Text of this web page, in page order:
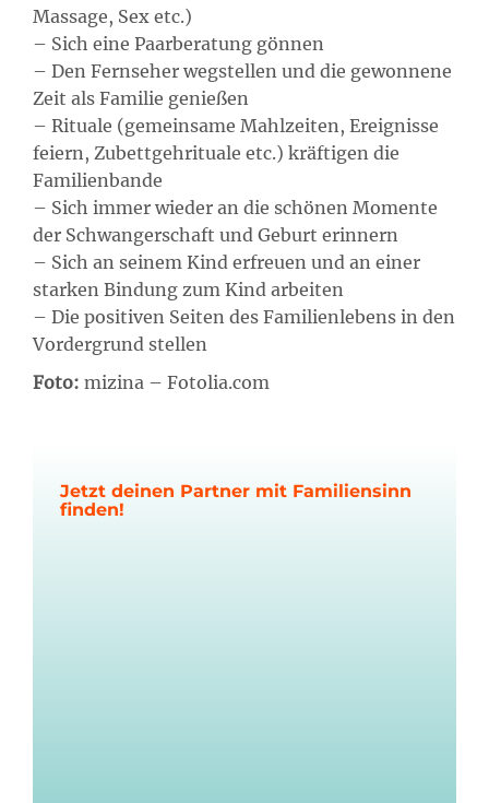
Massage, Sex etc.)
– Sich eine Paarberatung gönnen
– Den Fernseher wegstellen und die gewonnene
Zeit als Familie genießen
– Rituale (gemeinsame Mahlzeiten, Ereignisse
feiern, Zubettgehrituale etc.) kräftigen die
Familienbande
– Sich immer wieder an die schönen Momente
der Schwangerschaft und Geburt erinnern
– Sich an seinem Kind erfreuen und an einer
starken Bindung zum Kind arbeiten
– Die positiven Seiten des Familienlebens in den
Vordergrund stellen
Foto: mizina – Fotolia.com
Jetzt deinen Partner mit Familiensinn
finden!